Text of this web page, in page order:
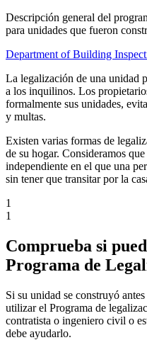
Descripción general del
para unidades que fueron
Department of Building
La legalización de una unidad
a los inquilinos. Los
formalmente sus unidades,
y multas.
Existen varias formas de
de su hogar. Consideramos
independiente en el que una
sin tener que transitar por la
1
1
Comprueba si
Programa de
Si su unidad se construyó
utilizar el Programa de
contratista o ingeniero civil o
debe ayudarlo.